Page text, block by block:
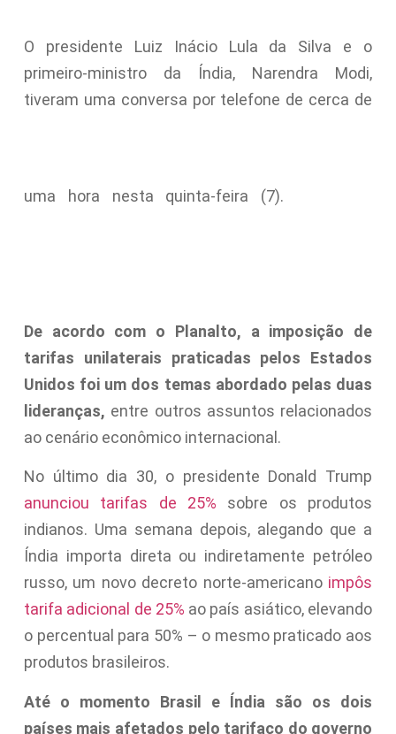
O presidente Luiz Inácio Lula da Silva e o
primeiro-ministro da Índia, Narendra Modi,
tiveram uma conversa por telefone de cerca de
uma hora nesta quinta-feira (7).
De acordo com o Planalto, a imposição de
tarifas unilaterais praticadas pelos Estados
Unidos foi um dos temas abordado pelas duas
lideranças, entre outros assuntos relacionados
ao cenário econômico internacional.
No último dia 30, o presidente Donald Trump
anunciou tarifas de 25% sobre os produtos
indianos. Uma semana depois, alegando que a
Índia importa direta ou indiretamente petróleo
russo, um novo decreto norte-americano impôs
tarifa adicional de 25% ao país asiático, elevando
o percentual para 50% – o mesmo praticado aos
produtos brasileiros.
Até o momento Brasil e Índia são os dois
países mais afetados pelo tarifaço do governo